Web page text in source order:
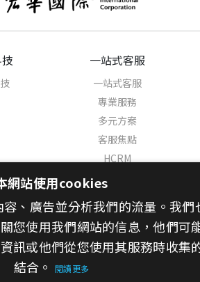
一站式客服
一站式客服
專業服務
多元方案
客服焦點
HCRM
AI客服代理人
網站使用cookies
、廣告並分析我們的流量。我們
您使用我們網站的信息，他們可
訊或他們從您使用其服務時收集
結合。
閱讀更多